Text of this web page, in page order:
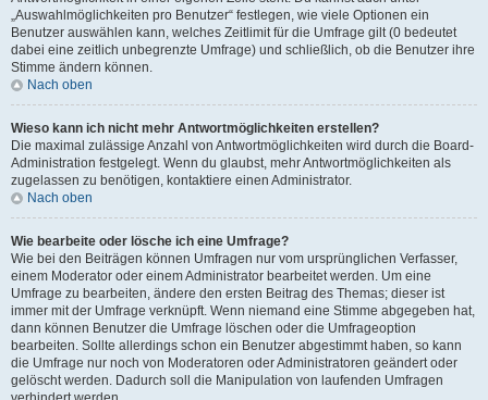
„Auswahlmöglichkeiten pro Benutzer“ festlegen, wie viele Optionen ein
Benutzer auswählen kann, welches Zeitlimit für die Umfrage gilt (0 bedeutet
dabei eine zeitlich unbegrenzte Umfrage) und schließlich, ob die Benutzer ihre
Stimme ändern können.
Nach oben
Wieso kann ich nicht mehr Antwortmöglichkeiten erstellen?
Die maximal zulässige Anzahl von Antwortmöglichkeiten wird durch die Board-
Administration festgelegt. Wenn du glaubst, mehr Antwortmöglichkeiten als
zugelassen zu benötigen, kontaktiere einen Administrator.
Nach oben
Wie bearbeite oder lösche ich eine Umfrage?
Wie bei den Beiträgen können Umfragen nur vom ursprünglichen Verfasser,
einem Moderator oder einem Administrator bearbeitet werden. Um eine
Umfrage zu bearbeiten, ändere den ersten Beitrag des Themas; dieser ist
immer mit der Umfrage verknüpft. Wenn niemand eine Stimme abgegeben hat,
dann können Benutzer die Umfrage löschen oder die Umfrageoption
bearbeiten. Sollte allerdings schon ein Benutzer abgestimmt haben, so kann
die Umfrage nur noch von Moderatoren oder Administratoren geändert oder
gelöscht werden. Dadurch soll die Manipulation von laufenden Umfragen